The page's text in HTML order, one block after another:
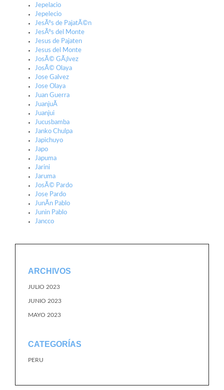
Jepelacio
Jepelecio
JesÃºs de PajatÃ©n
JesÃºs del Monte
Jesus de Pajaten
Jesus del Monte
JosÃ© GÃ¡lvez
JosÃ© Olaya
Jose Galvez
Jose Olaya
Juan Guerra
JuanjuÃ­
Juanjui
Jucusbamba
Janko Chulpa
Japichuyo
Japo
Japuma
Jarini
Jaruma
JosÃ© Pardo
Jose Pardo
JunÃ­n Pablo
Junin Pablo
Jancco
ARCHIVOS
JULIO 2023
JUNIO 2023
MAYO 2023
CATEGORÍAS
PERU